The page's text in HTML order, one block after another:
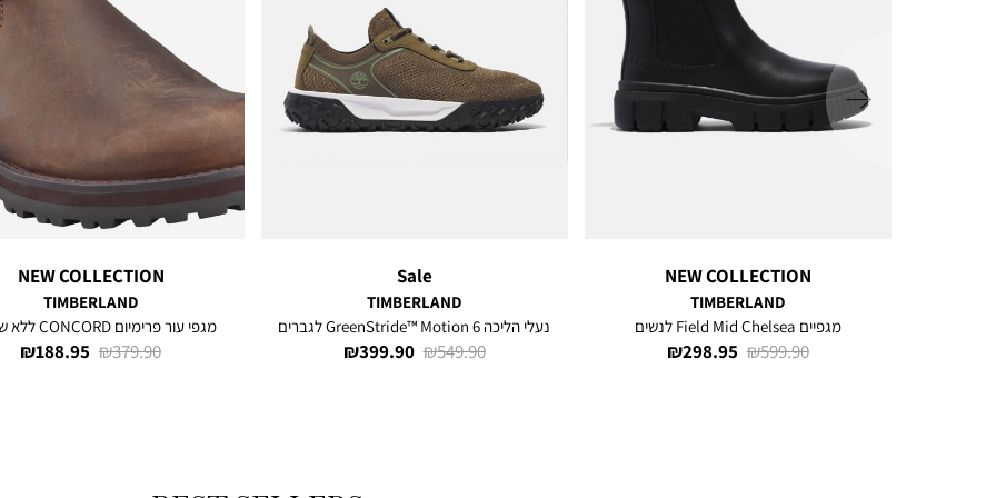
ימינה
NEW COLLECTION
TIMBERLAND
מגפיים Field Mid Chelsea לנשים
מחיר
298.95 ₪
מחיר
599.90 ₪
Sale
TIMBERLAND
נעלי הליכה GreenStride™ Motion 6 לגברים
מחיר
399.90 ₪
מחיר
549.90 ₪
NEW COLLECTION
TIMBERLAND
מגפי עור פרימיום CONCORD ללא שרוכים
מחיר
188.95 ₪
מחיר
379.90 ₪